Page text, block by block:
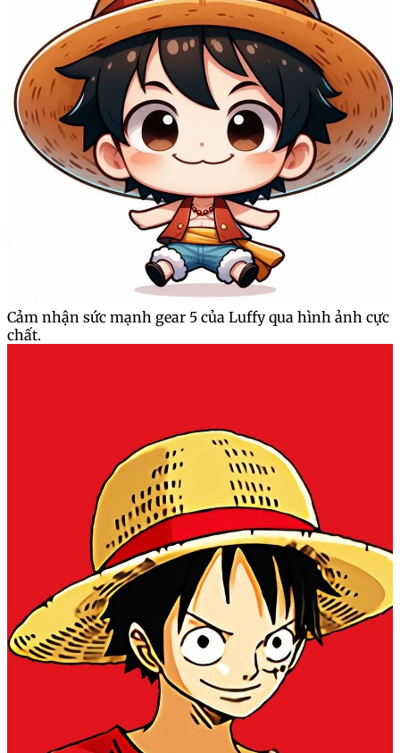
Cảm nhận sức mạnh gear 5 của Luffy qua hình ảnh cực
chất.